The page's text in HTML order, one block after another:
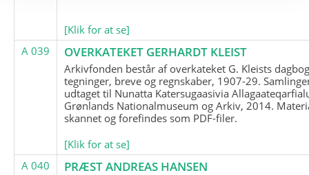
[Klik for at se]
A 039
OVERKATEKET GERHARDT KLEIST
Arkivfonden består af overkateket G. Kleists
tegninger, breve og regnskaber, 1907-29.
udtaget til Nunatta Katersugaasivia
Grønlands Nationalmuseum og Arkiv, 2014.
skannet og forefindes som PDF-filer.
[Klik for at se]
A 040
PRÆST ANDREAS HANSEN